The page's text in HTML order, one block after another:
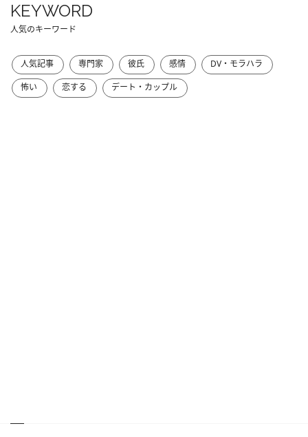
KEYWORD
人気のキーワード
人気記事 専門家 彼氏 感情
DV・モラハラ
怖い
恋する デート・カップル